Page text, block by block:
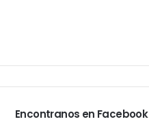
Encontranos en Facebook